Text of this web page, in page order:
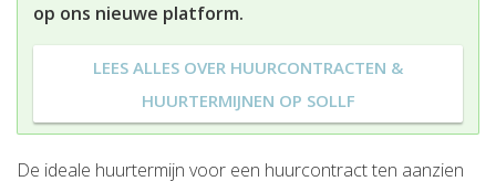
op ons nieuwe platform.
LEES ALLES OVER HUURCONTRACTEN &
HUURTERMIJNEN OP SOLLF
De ideale huurtermijn voor een huurcontract ten aanzien